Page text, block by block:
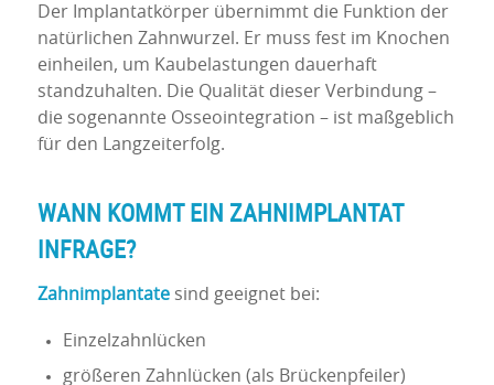
Der Implantatkörper übernimmt die Funktion der
natürlichen Zahnwurzel. Er muss fest im Knochen
einheilen, um Kaubelastungen dauerhaft
standzuhalten. Die Qualität dieser Verbindung –
die sogenannte Osseointegration – ist maßgeblich
für den Langzeiterfolg.
WANN KOMMT EIN ZAHNIMPLANTAT
INFRAGE?
Zahnimplantate sind geeignet bei:
Einzelzahnlücken
größeren Zahnlücken (als Brückenpfeiler)